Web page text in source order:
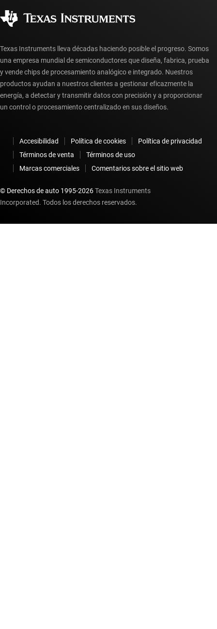
Preguntas frecuentes sobre la cuenta myTI
Texas Instruments lleva décadas haciendo posible el progreso. Somos
una empresa mundial de semiconductores que diseña, fabrica, prueba
y vende chips de procesamiento analógico e integrado. Nuestros
productos ayudan a nuestros clientes a gestionar eficazmente la
energía, a detectar y transmitir datos con precisión y a proporcionar
un control o procesamiento centralizado en sus diseños.
Accesibilidad Política de cookies
Política de privacidad
Términos de venta
Términos de uso
Marcas comerciales
Comentarios sobre el sitio web
© Derechos de auto 1995-2026Texas Instruments
Incorporated. Todos los derechos reservados.